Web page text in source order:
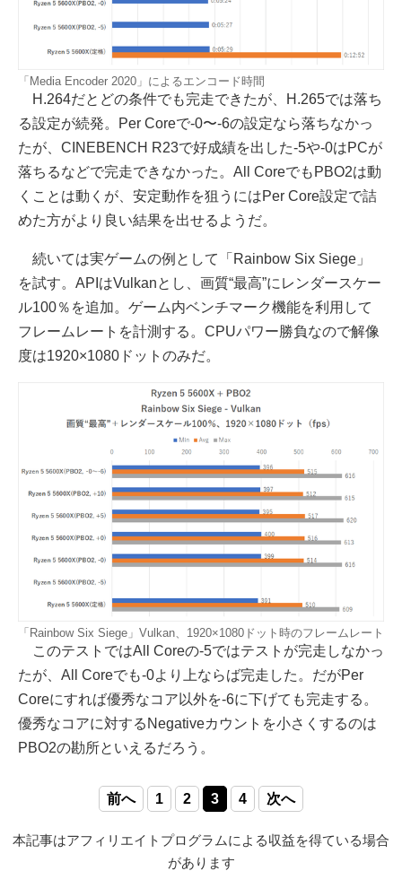
「Media Encoder 2020」によるエンコード時間
H.264だとどの条件でも完走できたが、H.265では落ち
る設定が続発。Per Coreで-0〜-6の設定なら落ちなかっ
たが、CINEBENCH R23で好成績を出した-5や-0はPCが
落ちるなどで完走できなかった。All CoreでもPBO2は動
くことは動くが、安定動作を狙うにはPer Core設定で詰
めた方がより良い結果を出せるようだ。
続いては実ゲームの例として「Rainbow Six Siege」
を試す。APIはVulkanとし、画質“最高”にレンダースケー
ル100％を追加。ゲーム内ベンチマーク機能を利用して
フレームレートを計測する。CPUパワー勝負なので解像
度は1920×1080ドットのみだ。
「Rainbow Six Siege」Vulkan、1920×1080ドット時のフレームレート
このテストではAll Coreの-5ではテストが完走しなかっ
たが、All Coreでも-0より上ならば完走した。だがPer
Coreにすれば優秀なコア以外を-6に下げても完走する。
優秀なコアに対するNegativeカウントを小さくするのは
PBO2の勘所といえるだろう。
前へ 1 2 3 4 次へ
本記事はアフィリエイトプログラムによる収益を得ている場合
があります